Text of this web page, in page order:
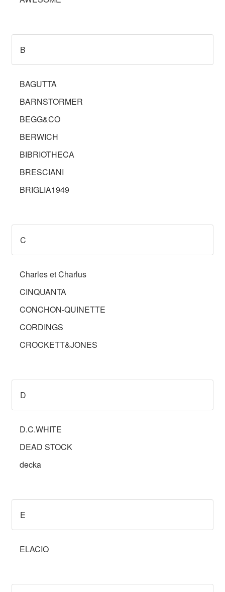
B
BAGUTTA
BARNSTORMER
BEGG&CO
BERWICH
BIBRIOTHECA
BRESCIANI
BRIGLIA1949
C
Charles et Charlus
CINQUANTA
CONCHON-QUINETTE
CORDINGS
CROCKETT&JONES
D
D.C.WHITE
DEAD STOCK
decka
E
ELACIO